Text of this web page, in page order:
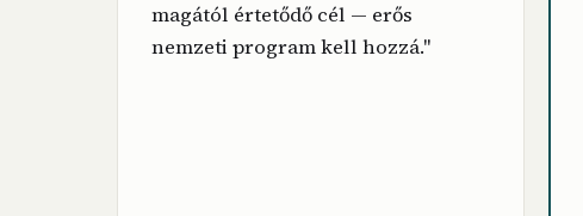
magától értetődő cél — erős
nemzeti program kell hozzá."